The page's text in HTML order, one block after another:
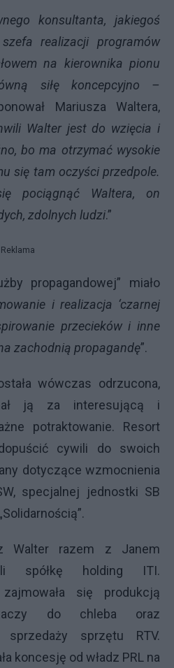
konsultanta, jakiegoś
realizacji programów
na kierownika pionu
siłę koncepcyjno –
Mariusza Waltera,
Walter jest do wzięcia i
bo ma otrzymać wysokie
się tam oczyści przedpole.
pociągnąć Waltera, on
zdolnych ludzi.”
Reklama
propagandowej” miało
i realizacja ‘czarnej
przecieków i inne
zachodnią propagandę”.
wówczas odrzucona,
ją za interesującą i
potraktowanie. Resort
cywili do swoich
dotyczące wzmocnienia
specjalnej jednostki SB
Walter razem z Janem
spółkę holding ITI.
się produkcją
do chleba oraz
sprzedaży sprzętu RTV.
koncesję od władz PRL na